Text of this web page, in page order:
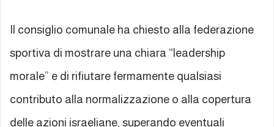
Il consiglio comunale ha chiesto alla federazione
sportiva di mostrare una chiara “leadership
morale” e di rifiutare fermamente qualsiasi
contributo alla normalizzazione o alla copertura
delle azioni israeliane, superando eventuali